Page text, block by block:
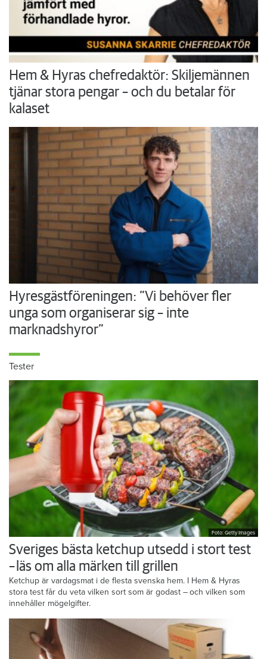
Hem & Hyras chefredaktör: Skiljemännen
tjänar stora pengar – och du betalar för
kalaset
Hyresgästföreningen: ”Vi behöver fler
unga som organiserar sig – inte
marknadshyror”
Tester
Foto: Getty Images
Sveriges bästa ketchup utsedd i stort test
– läs om alla märken till grillen
Ketchup är vardagsmat i de flesta svenska hem. I Hem & Hyras
stora test får du veta vilken sort som är godast – och vilken som
innehåller mögelgifter.